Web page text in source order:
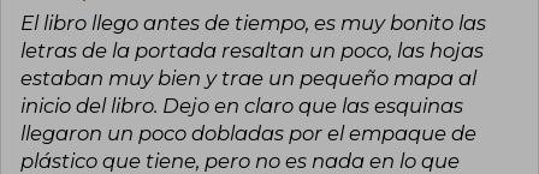
El libro llego antes de tiempo, es muy bonito las
letras de la portada resaltan un poco, las hojas
estaban muy bien y trae un pequeño mapa al
inicio del libro. Dejo en claro que las esquinas
llegaron un poco dobladas por el empaque de
plástico que tiene, pero no es nada en lo que